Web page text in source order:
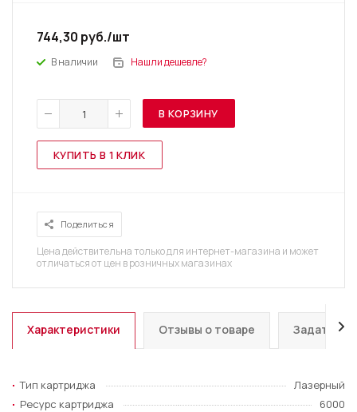
744,30 руб./шт
В наличии Нашли дешевле?
В КОРЗИНУ
КУПИТЬ В 1 КЛИК
Поделиться
Цена действительна только для интернет-магазина и может
отличаться от цен в розничных магазинах
Характеристики Отзывы о товаре Задать
Тип картриджа
Лазерный
Ресурс картриджа
6000